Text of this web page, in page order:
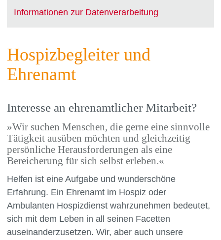
Informationen zur Datenverarbeitung
Hospizbegleiter und
Ehrenamt
Interesse an ehrenamtlicher Mitarbeit?
»Wir suchen Menschen, die gerne eine sinnvolle
Tätigkeit ausüben möchten und gleichzeitig
persönliche Herausforderungen als eine
Bereicherung für sich selbst erleben.«
Helfen ist eine Aufgabe und wunderschöne
Erfahrung. Ein Ehrenamt im Hospiz oder
Ambulanten Hospizdienst wahrzunehmen bedeutet,
sich mit dem Leben in all seinen Facetten
auseinanderzusetzen. Wir, aber auch unsere